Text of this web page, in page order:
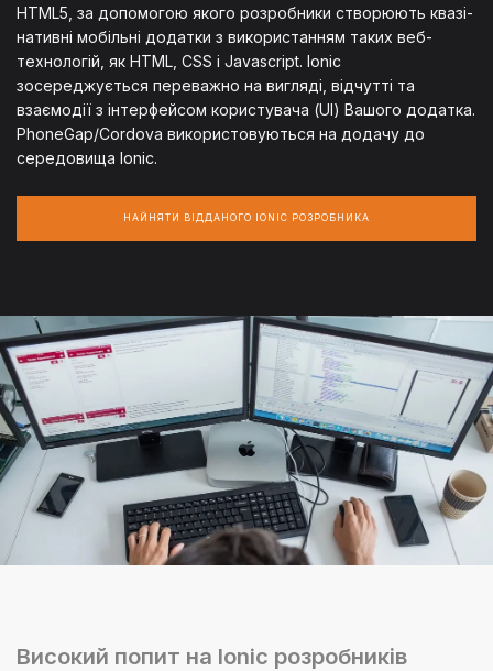
HTML5, за допомогою якого розробники створюють квазі-
нативні мобільні додатки з використанням таких веб-
технологій, як HTML, CSS і Javascript. Ionic
зосереджується переважно на вигляді, відчутті та
взаємодії з інтерфейсом користувача (UI) Вашого додатка.
PhoneGap/Cordova використовуються на додачу до
середовища Ionic.
НАЙНЯТИ ВІДДАНОГО IONIC РОЗРОБНИКА
Високий попит на Ionic розробників